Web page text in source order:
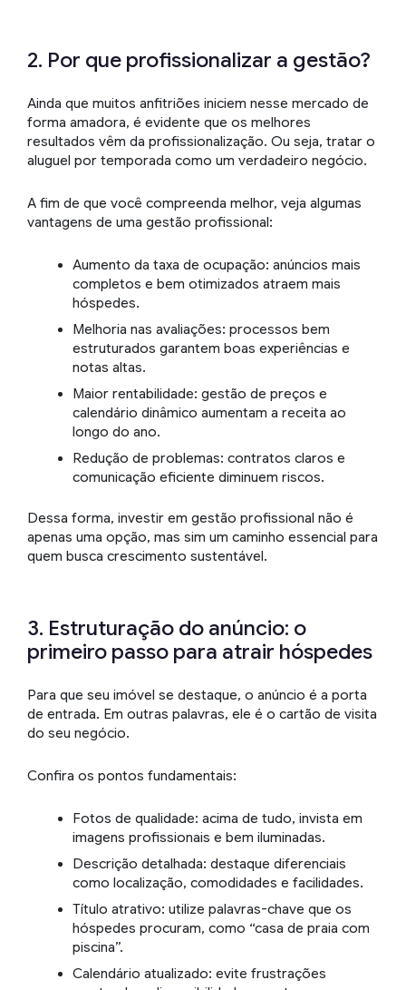
2. Por que profissionalizar a gestão?
Ainda que muitos anfitriões iniciem nesse mercado de
forma amadora, é evidente que os melhores
resultados vêm da profissionalização. Ou seja, tratar o
aluguel por temporada como um verdadeiro negócio.
A fim de que você compreenda melhor, veja algumas
vantagens de uma gestão profissional:
Aumento da taxa de ocupação: anúncios mais
completos e bem otimizados atraem mais
hóspedes.
Melhoria nas avaliações: processos bem
estruturados garantem boas experiências e
notas altas.
Maior rentabilidade: gestão de preços e
calendário dinâmico aumentam a receita ao
longo do ano.
Redução de problemas: contratos claros e
comunicação eficiente diminuem riscos.
Dessa forma, investir em gestão profissional não é
apenas uma opção, mas sim um caminho essencial para
quem busca crescimento sustentável.
3. Estruturação do anúncio: o
primeiro passo para atrair hóspedes
Para que seu imóvel se destaque, o anúncio é a porta
de entrada. Em outras palavras, ele é o cartão de visita
do seu negócio.
Confira os pontos fundamentais:
Fotos de qualidade: acima de tudo, invista em
imagens profissionais e bem iluminadas.
Descrição detalhada: destaque diferenciais
como localização, comodidades e facilidades.
Título atrativo: utilize palavras-chave que os
hóspedes procuram, como “casa de praia com
piscina”.
Calendário atualizado: evite frustrações